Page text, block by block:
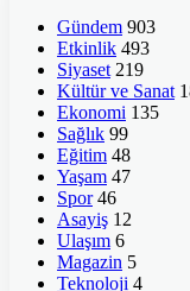
Gündem 903
Etkinlik 493
Siyaset 219
Kültür ve Sanat
Ekonomi 135
Sağlık 99
Eğitim 48
Yaşam 47
Spor 46
Asayiş 12
Ulaşım 6
Magazin 5
Teknoloji 4